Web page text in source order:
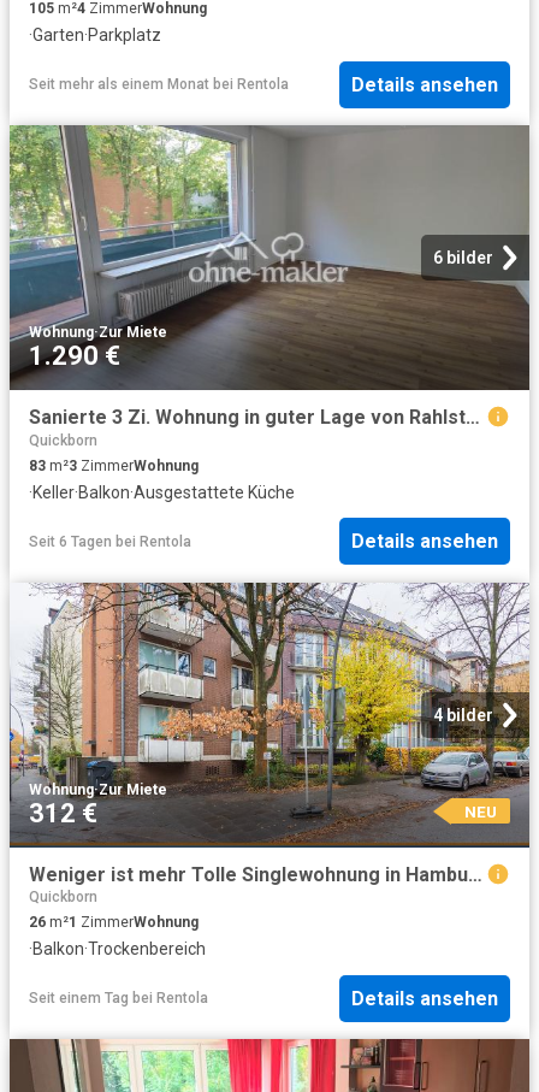
105 m²4 ZimmerWohnung
·Garten·Parkplatz
Seit mehr als einem Monat bei Rentola Details ansehen
6 bilder
Wohnung·Zur Miete
1.290 €
Sanierte 3 Zi. Wohnung in guter Lage von Rahlstedt zu mieten
Quickborn
83 m²3 ZimmerWohnung
·Keller·Balkon·Ausgestattete Küche
Seit 6 Tagen bei Rentola Details ansehen
4 bilder
Wohnung·Zur Miete
312 € NEU
Weniger ist mehr Tolle Singlewohnung in Hamburg Marienthal: Hausmann Makler
Quickborn
26 m²1 ZimmerWohnung
·Balkon·Trockenbereich
Seit einem Tag bei Rentola Details ansehen